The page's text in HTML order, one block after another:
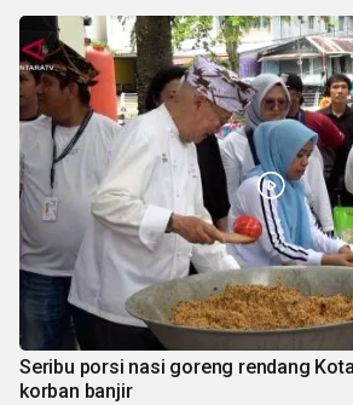
Seribu porsi nasi goreng rendang
korban banjir